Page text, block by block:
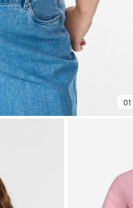
01